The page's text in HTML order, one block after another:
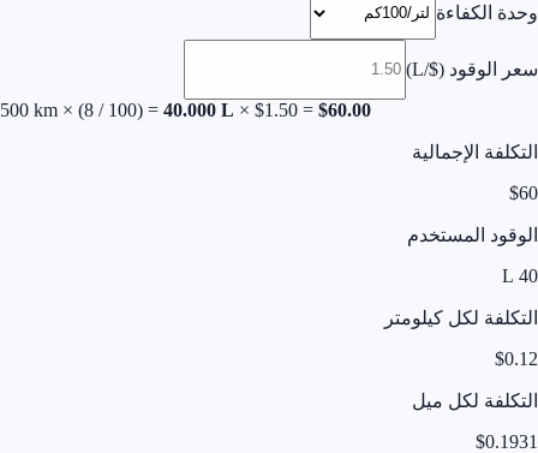
وحدة الكفاءة
سعر الوقود (
$/L
)
500 km × (8 / 100) = 40.000 L × $1.50 = $60.00
التكلفة الإجمالية
$60
الوقود المستخدم
40
L
التكلفة لكل كيلومتر
$0.12
التكلفة لكل ميل
$0.1931